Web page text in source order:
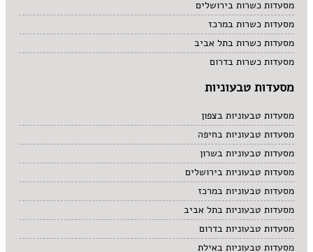
מסעדות כשרות בירושלים
מסעדות כשרות במרכז
מסעדות כשרות בתל אביב
מסעדות כשרות בדרום
מסעדות טבעוניות
מסעדות טבעוניות בצפון
מסעדות טבעוניות בחיפה
מסעדות טבעוניות בשרון
מסעדות טבעוניות בירושלים
מסעדות טבעוניות במרכז
מסעדות טבעוניות בתל אביב
מסעדות טבעוניות בדרום
מסעדות טבעוניות באילת